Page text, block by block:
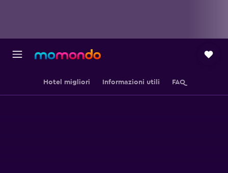
Hotel migliori Informazioni utili FAQ